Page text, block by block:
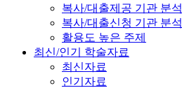
복사/대출제공 기관 분석
복사/대출신청 기관 분석
활용도 높은 주제
최신/인기 학술자료
최신자료
인기자료